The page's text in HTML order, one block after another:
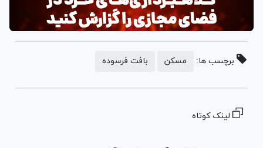
برچسب ها: مسکن بافت فرسوده
لینک کوتاه